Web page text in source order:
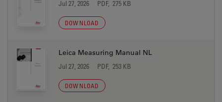
Jul 27, 2026 PDF, 275 KB
DOWNLOAD
Leica Measuring Manual NL
Jul 27, 2026 PDF, 253 KB
DOWNLOAD